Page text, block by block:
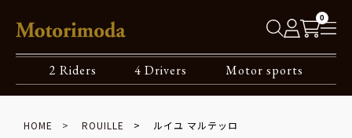
0
2 Riders 4 Drivers Motor sports
HOME ROUILLE ルイユ マルテッロ